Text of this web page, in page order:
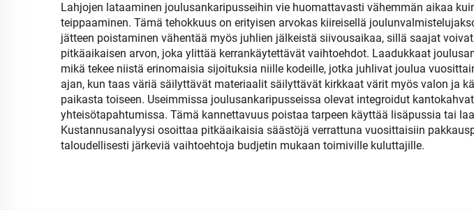
Lahjojen lataaminen joulusankaripusseihin vie huomattavasti vähemmän aikaa
teippaaminen. Tämä tehokkuus on erityisen arvokas kiireisellä
jätteen poistaminen vähentää myös juhlien jälkeistä siivousaikaa, sillä saajat
pitkäaikaisen arvon, joka ylittää kerrankäytettävät vaihtoehdot. Laadukkaat
mikä tekee niistä erinomaisia sijoituksia niille kodeille, jotka juhlivat joulua
ajan, kun taas väriä säilyttävät materiaalit säilyttävät kirkkaat värit myös valon ja
paikasta toiseen. Useimmissa joulusankaripusseissa olevat integroidut
yhteisötapahtumissa. Tämä kannettavuus poistaa tarpeen käyttää lisäpussia tai
Kustannusanalyysi osoittaa pitkäaikaisia säästöjä verrattuna vuosittaisiin
taloudellisesti järkeviä vaihtoehtoja budjetin mukaan toimiville kuluttajille.